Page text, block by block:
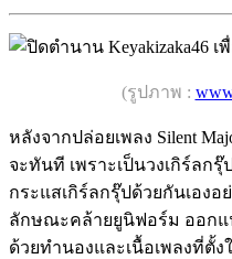
(รูปภาพ :
หลังจากปล่อยเพลง Silent
จะทันที เพราะเป็นวงเกิร์ลก
กระแสเกิร์ลกรุ๊ปด้วยกันเองอ
ลักษณะคล้ายยูนิฟอร์ม ออกแ
ด้วยทำนองและเนื้อเพลงที่ตั้